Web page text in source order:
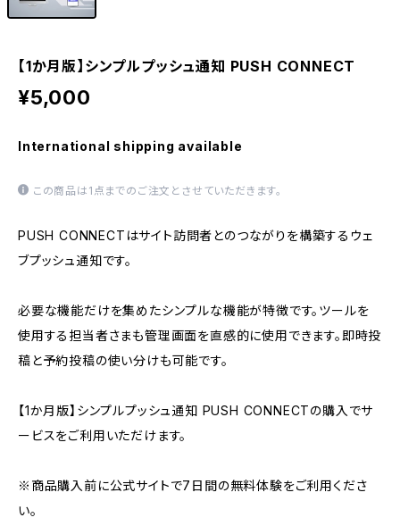
【1か月版】シンプルプッシュ通知 PUSH CONNECT
¥5,000
International shipping available
この商品は1点までのご注文とさせていただきます。
PUSH CONNECTはサイト訪問者とのつながりを構築するウェ
ブプッシュ通知です。
必要な機能だけを集めたシンプルな機能が特徴です。ツールを
使用する担当者さまも管理画面を直感的に使用できます。即時投
稿と予約投稿の使い分けも可能です。
【1か月版】シンプルプッシュ通知 PUSH CONNECTの購入でサ
ービスをご利用いただけます。
※商品購入前に公式サイトで7日間の無料体験をご利用くださ
い。